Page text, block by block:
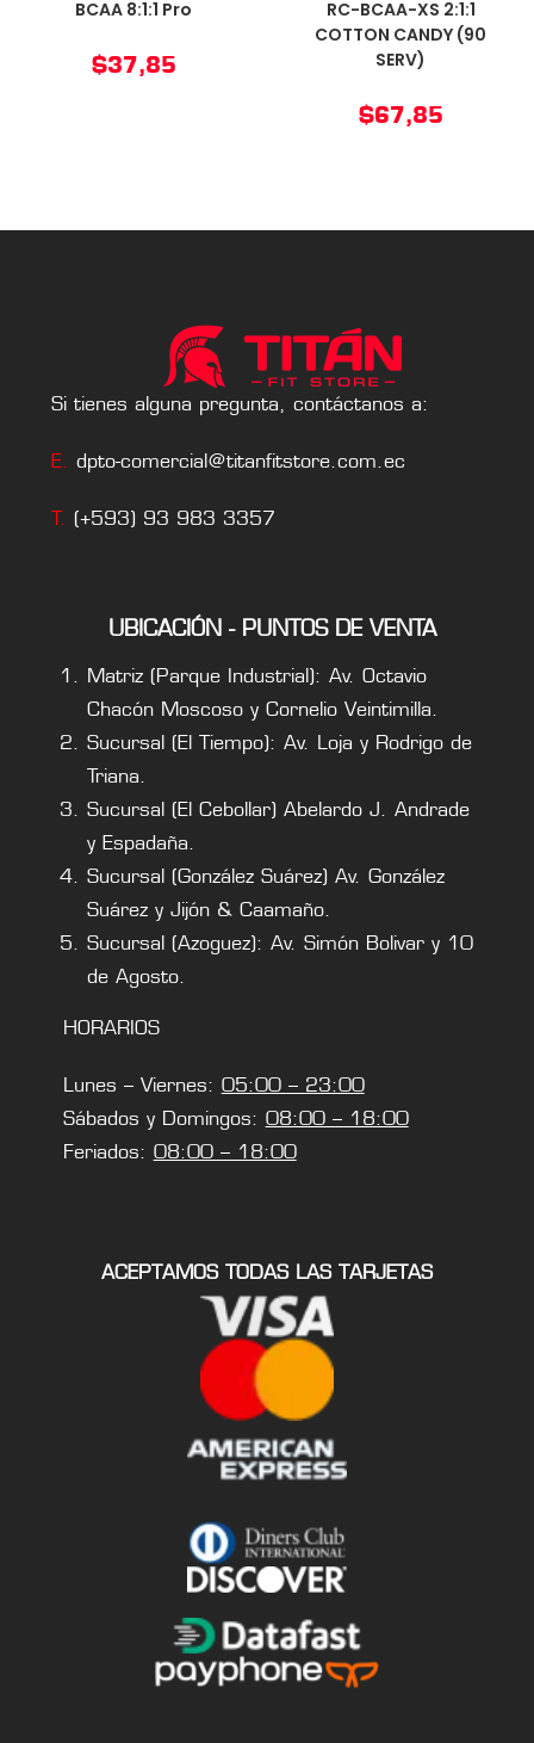
BCAA 8:1:1 Pro
$37,85
RC-BCAA-XS 2:1:1
COTTON CANDY (90
SERV)
$67,85
Si tienes alguna pregunta, contáctanos a:
E. dpto-comercial@titanfitstore.com.ec
T. (+593) 93 983 3357
UBICACIÓN - PUNTOS DE VENTA
Matriz (Parque Industrial): Av. Octavio
Chacón Moscoso y Cornelio Veintimilla.
Sucursal (El Tiempo): Av. Loja y Rodrigo de
Triana.
Sucursal (El Cebollar) Abelardo J. Andrade
y Espadaña.
Sucursal (González Suárez) Av. González
Suárez y Jijón & Caamaño.
Sucursal (Azoguez): Av. Simón Bolivar y 10
de Agosto.
HORARIOS
Lunes – Viernes: 05:00 – 23:00
Sábados y Domingos: 08:00 – 18:00
Feriados: 08:00 – 18:00
ACEPTAMOS TODAS LAS TARJETAS